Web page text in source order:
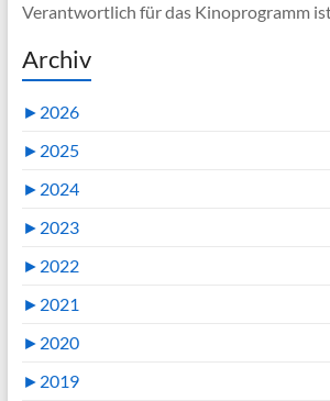
Verantwortlich für das Kinoprogramm
Archiv
► 2026
► 2025
► 2024
► 2023
► 2022
► 2021
► 2020
► 2019